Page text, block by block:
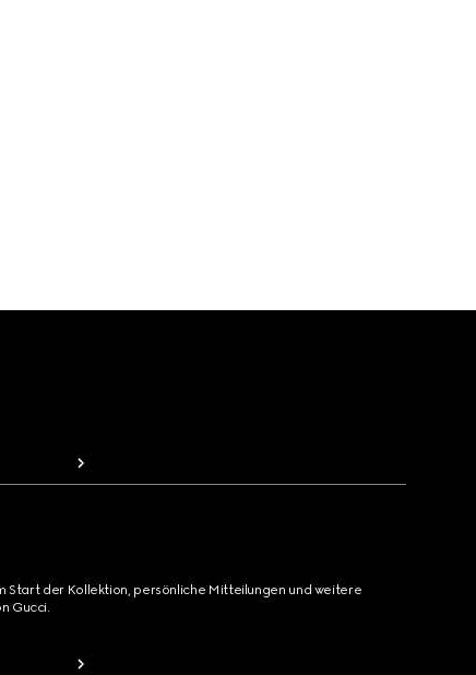
Start der Kollektion, persönliche Mitteilungen und weitere
Gucci.